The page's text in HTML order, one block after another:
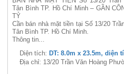
Tân Bình TP. Hồ Chí Minh – GẦN
TỶ
Cần bán nhà mặt tiền tại Số 13/20
Tân Bình TP. Hồ Chí Minh.
Thông tin...
Diện tích: DT: 8.0m x 23.5m, diện
Địa chỉ: 13/20 Trần Văn Hoàng